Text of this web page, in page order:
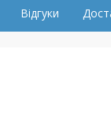
Відгуки